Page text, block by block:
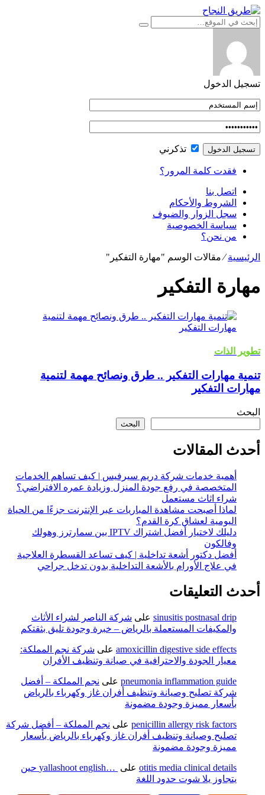
التجاوز
إلى
تسجيل الدخول
تذكرني
فقدت كلمة المرور؟
اتصل بنا
الشروط والأحكام
سجل الزوار والضيوف
سياسة الخصوصية
من نحن؟
الرئيسية⁄مقالات الوسم "مهارة التفكير"
مهارة التفكير
تطوير الذات
تنمية مهارات التفكير .. طرق ونصائح مهمة لتنمية
مهارات التفكير
البحث
البحث
أحدث المقالات
أهمية خدمات شركة دريم سيرفيس | كيف تساهم الخدمات
المتخصصة في رفع جودة المنزل وزيادة عمره الافتراضي؟
شراء اثاث مستعمل
لماذا أصبحت مشاهدة المباريات عبر الإنترنت جزءًا من الحياة
اليومية لعشاق كرة القدم؟
دليلك لاختيار أفضل اشتراك IPTV بين سمارترز وهولك
وفالكون
أفضل دكتور أشعة تداخلية | كيف تساعد القسطرة العلاجية
في علاج الأورام بالأشعة التداخلية بدون تدخل جراحي
أحدث التعليقات
sinusitis postnasal drip على شركة الناصر لشراء الأثاث
والمكيفات المستعملة بالرياض – خبرة وجودة تليق بثقتكم
amoxicillin digestive side effects على شركة نجم المملكة:
معيار الجودة والاحترافية في صيانة وتنظيف الأفران
pneumonia inflammation guide على نجم المملكة – أفضل
شركة تصليح وصيانة وتنظيف أفران غاز وكهرباء بالرياض
بأسعار مميزة وجودة مضمونة
penicillin allergy risk factors على نجم المملكة – أفضل شركة
تصليح وصيانة وتنظيف أفران غاز وكهرباء بالرياض بأسعار
مميزة وجودة مضمونة
otitis media clinical details على
yallashoot english… ‎ حين
يتجاوز يلا شوت حدود اللغة